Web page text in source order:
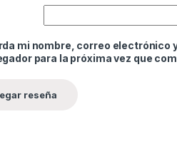
mi nombre, correo electrónico
para la próxima vez que